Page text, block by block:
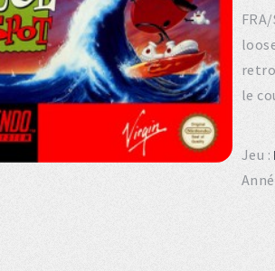
le
Jeu :